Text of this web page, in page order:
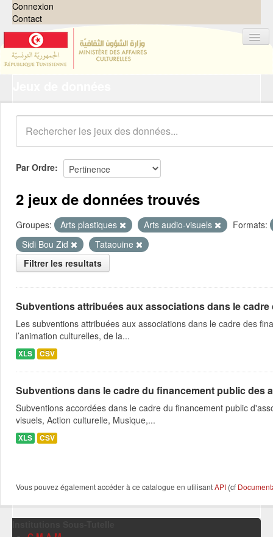
Connexion
Contact
Organisations
Groupes
Demandes 0
À propos
Par Ordre
2 jeux de données trouvés
Groupes: Arts plastiques Arts audio-visuels
Formats:
Sidi Bou Zid
Tataouine
Filtrer les resultats
Subventions attribuées aux associations dans le
Les subventions attribuées aux associations dans le cadre des
l’animation culturelles, de la...
XLS CSV
Subventions dans le cadre du financement public des
Subventions accordées dans le cadre du financement public
visuels, Action culturelle, Musique,...
XLS CSV
Vous pouvez également accéder à ce catalogue en utilisantAPI (cf